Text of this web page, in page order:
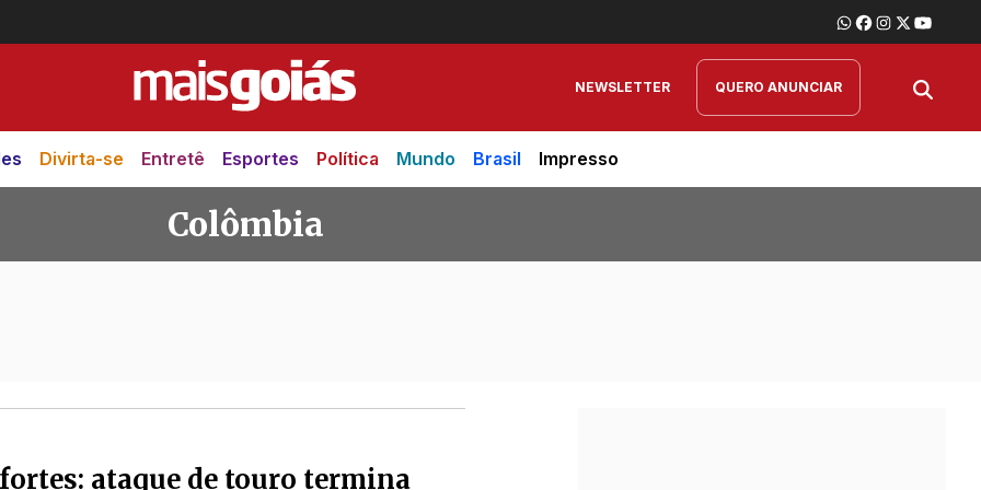
NEWSLETTER QUERO ANUNCIAR
Divirta-se Entretê Esportes Política Mundo Brasil Impresso
Colômbia
ataque de touro termina